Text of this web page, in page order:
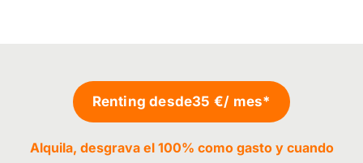
Renting desde35 €/ mes*
Alquila, desgrava el 100% como gasto y cuando